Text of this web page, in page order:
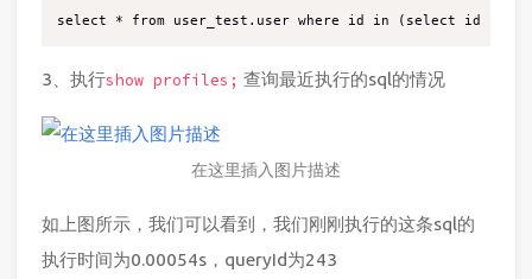
3、执行show profiles; 查询最近执行的sql的情况
在这里插入图片描述
如上图所示，我们可以看到，我们刚刚执行的这条sql的
执行时间为0.00054s，queryId为243